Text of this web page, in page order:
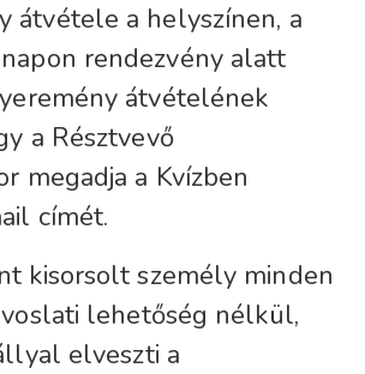
átvétele a helyszínen, a
rendezvény alatt
átvételének
a Résztvevő
megadja a Kvízben
címét.
kisorsolt személy minden
lehetőség nélkül,
elveszti a